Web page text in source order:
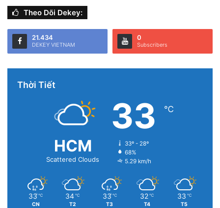
Theo Dõi Dekey:
21.434
DEKEY VIETNAM
0
Subscribers
Thời Tiết
HCM
Scattered Clouds
33 ℃
33º - 28º
68%
5.29 km/h
33 ℃
CN
34 ℃
T2
33 ℃
T3
32 ℃
T4
33 ℃
T5